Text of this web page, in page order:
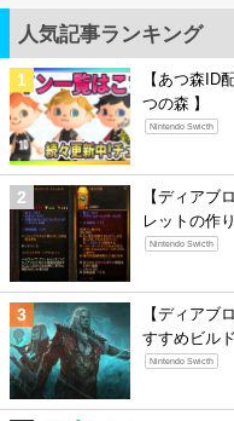
人気記事ランキング
【あつ森ID
つの森 】
Nintendo Swicth
【ディアブ
レットの作
Nintendo Swicth
【ディアブ
すすめビルド
Nintendo Swicth